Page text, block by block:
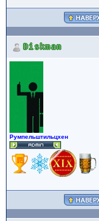
Diskman
Румпельштильцхен